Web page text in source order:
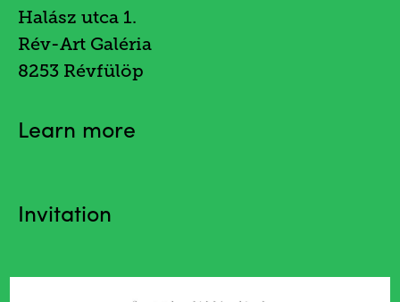
Halász utca 1.
Rév-Art Galéria
8253 Révfülöp
Learn more
Invitation